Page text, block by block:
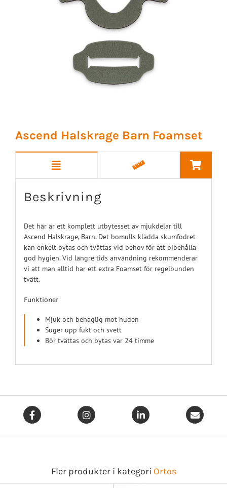
Ascend Halskrage Barn Foamset
Beskrivning
Det här är ett komplett utbytesset av mjukdelar till
Ascend Halskrage, Barn. Det bomulls klädda skumfodret
kan enkelt bytas och tvättas vid behov för att bibehålla
god hygien. Vid längre tids användning rekommenderar
vi att man alltid har ett extra Foamset för regelbunden
tvätt.
Funktioner
Mjuk och behaglig mot huden
Suger upp fukt och svett
Bör tvättas och bytas var 24 timme
Fler produkter i kategori Ortos